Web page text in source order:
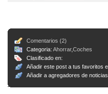
Comentarios (2)
Categoria: Ahorrar,Coches
Clasificado en:
Añadir este post a tus favoritos
Añadir a agregadores de